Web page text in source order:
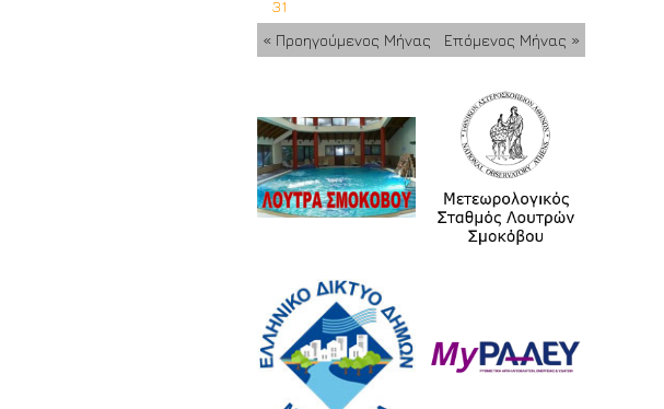
31
« Προηγούμενος Μήνας
Επόμενος Μήνας »